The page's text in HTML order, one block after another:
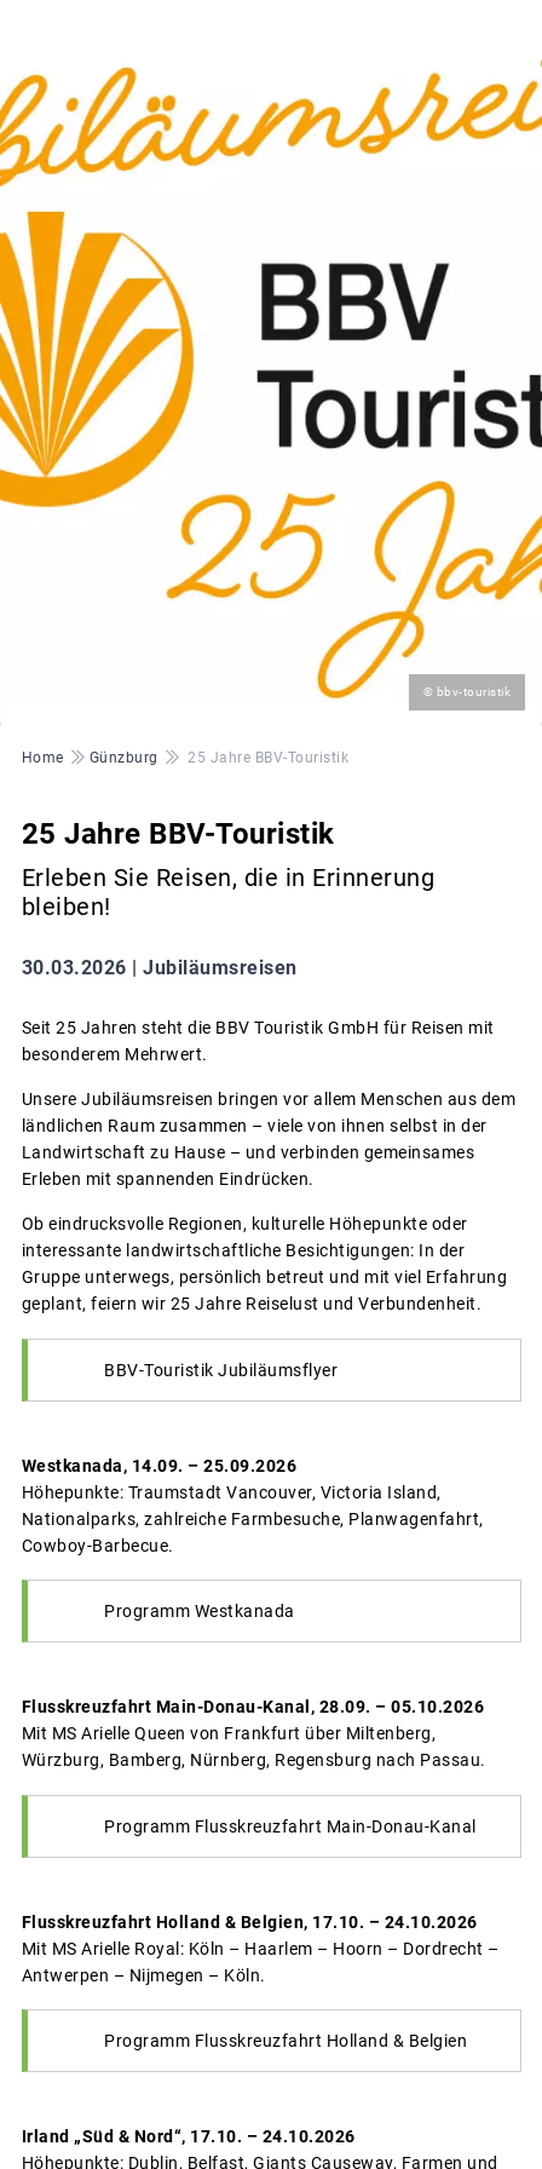
© bbv-touristik
Pfadnavigation
Home Günzburg 25 Jahre BBV-Touristik
25 Jahre BBV-Touristik
Erleben Sie Reisen, die in Erinnerung
bleiben!
30.03.2026 | Jubiläumsreisen
Seit 25 Jahren steht die BBV Touristik GmbH für Reisen mit
besonderem Mehrwert.
Unsere Jubiläumsreisen bringen vor allem Menschen aus dem
ländlichen Raum zusammen – viele von ihnen selbst in der
Landwirtschaft zu Hause – und verbinden gemeinsames
Erleben mit spannenden Eindrücken.
Ob eindrucksvolle Regionen, kulturelle Höhepunkte oder
interessante landwirtschaftliche Besichtigungen: In der
Gruppe unterwegs, persönlich betreut und mit viel Erfahrung
geplant, feiern wir 25 Jahre Reiselust und Verbundenheit.
BBV-Touristik Jubiläumsflyer
Westkanada, 14.09. – 25.09.2026
Höhepunkte: Traumstadt Vancouver, Victoria Island,
Nationalparks, zahlreiche Farmbesuche, Planwagenfahrt,
Cowboy-Barbecue.
Programm Westkanada
Flusskreuzfahrt Main-Donau-Kanal, 28.09. – 05.10.2026
Mit MS Arielle Queen von Frankfurt über Miltenberg,
Würzburg, Bamberg, Nürnberg, Regensburg nach Passau.
Programm Flusskreuzfahrt Main-Donau-Kanal
Flusskreuzfahrt Holland & Belgien, 17.10. – 24.10.2026
Mit MS Arielle Royal: Köln – Haarlem – Hoorn – Dordrecht –
Antwerpen – Nijmegen – Köln.
Programm Flusskreuzfahrt Holland & Belgien
Irland „Süd & Nord“, 17.10. – 24.10.2026
Höhepunkte: Dublin, Belfast, Giants Causeway, Farmen und